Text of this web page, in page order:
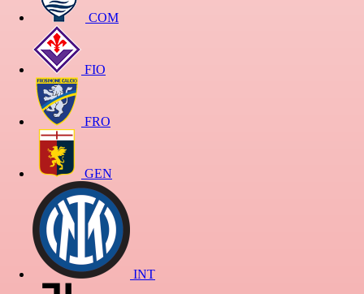
COM
FIO
FRO
GEN
INT